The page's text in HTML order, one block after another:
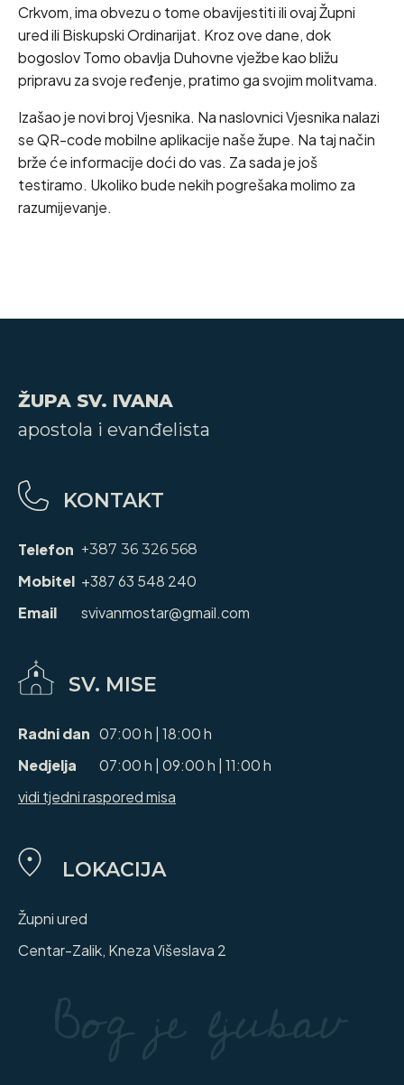
Crkvom, ima obvezu o tome obavijestiti ili ovaj Župni
ured ili Biskupski Ordinarijat. Kroz ove dane, dok
bogoslov Tomo obavlja Duhovne vježbe kao bližu
pripravu za svoje ređenje, pratimo ga svojim molitvama.
Izašao je novi broj Vjesnika. Na naslovnici Vjesnika nalazi
se QR-code mobilne aplikacije naše župe. Na taj način
brže će informacije doći do vas. Za sada je još
testiramo. Ukoliko bude nekih pogrešaka molimo za
razumijevanje.
ŽUPA SV. IVANA
apostola i evanđelista
KONTAKT
Telefon +387 36 326 568
Mobitel +387 63 548 240
Email
svivanmostar@gmail.com
SV. MISE
Radni dan 07:00 h | 18:00 h
Nedjelja
07:00 h | 09:00 h | 11:00 h
vidi tjedni raspored misa
LOKACIJA
Župni ured
Centar-Zalik, Kneza Višeslava 2